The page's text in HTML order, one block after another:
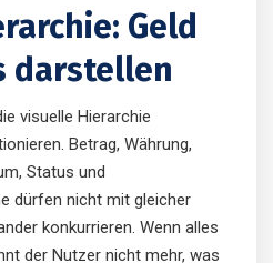
Geld
darstellen
visuelle Hierarchie
Betrag, Währung,
Status und
dürfen nicht mit gleicher
konkurrieren. Wenn alles
der Nutzer nicht mehr, was